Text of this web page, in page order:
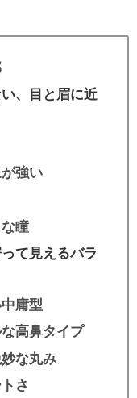
い、目と眉に近
強い
瞳
って見えるバラ
庸型
高鼻タイプ
な丸み
さ